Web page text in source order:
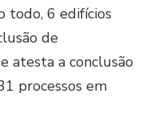
todo, 6 edifícios
de
atesta a conclusão
processos em